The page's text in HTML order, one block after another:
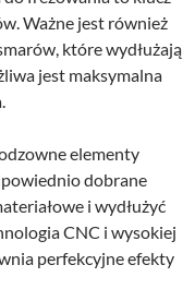
Ważne jest również
które wydłużają
jest maksymalna
elementy
dobrane
i wydłużyć
CNC i wysokiej
perfekcyjne efekty